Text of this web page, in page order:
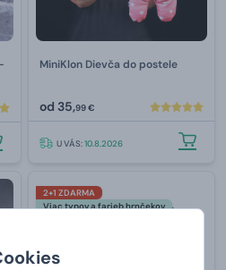
MiniKlon Dievča do postele
od 35,99 €
U VÁS:10.8.2026
2+1 ZDARMA
Viac typov a farieb hrnčekov